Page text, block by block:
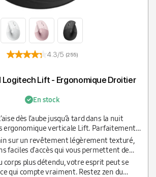
4.3/5 (255)
Logitech Lift - Ergonomique Droitier
En stock
dès l’aube jusqu’à tard dans la nuit
ergonomique verticale Lift. Parfaitement
de petite taille et taille moyenne
sur un revêtement légèrement texturé,
faciles d'accès qui vous permettent de
journée sans lever le petit doigt. Elle
repose-pouce confortable.
corps plus détendu, votre esprit peut se
qui compte vraiment. Restez zen du